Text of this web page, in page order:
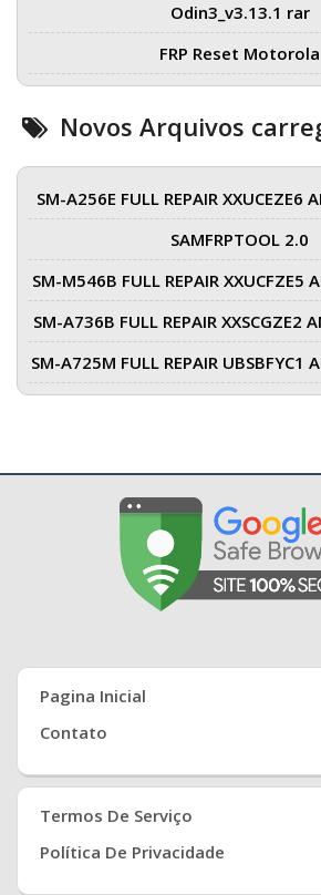
Odin3_v3.13.1 rar
FRP Reset Motorola
Novos Arquivos
SM-A256E FULL REPAIR XXUCEZE6
SAMFRPTOOL 2.0
SM-M546B FULL REPAIR XXUCFZE5
SM-A736B FULL REPAIR XXSCGZE2
SM-A725M FULL REPAIR UBSBFYC1
Pagina Inicial
Contato
Termos De Serviço
Política De Privacidade